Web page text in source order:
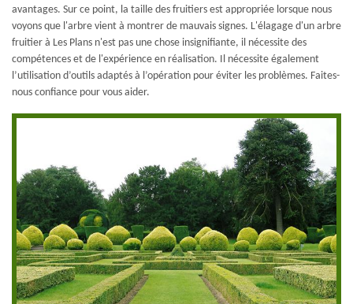
avantages. Sur ce point, la taille des fruitiers est appropriée lorsque nous
voyons que l'arbre vient à montrer de mauvais signes. L'élagage d'un arbre
fruitier à Les Plans n'est pas une chose insignifiante, il nécessite des
compétences et de l'expérience en réalisation. Il nécessite également
l’utilisation d’outils adaptés à l’opération pour éviter les problèmes. Faites-
nous confiance pour vous aider.